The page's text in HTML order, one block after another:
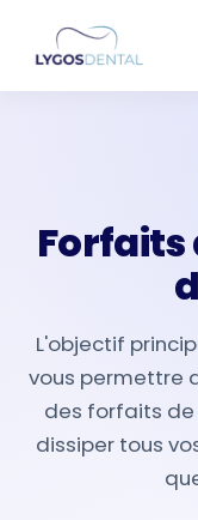
L'objectif
vous permettre
des forfaits
dissiper tous